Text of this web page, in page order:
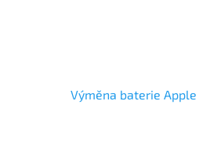
Výměna baterie Apple